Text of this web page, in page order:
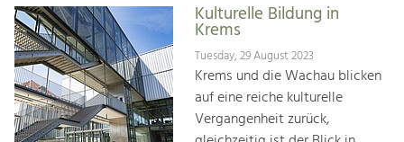
Kulturelle Bildung in
Krems
Tuesday, 29 August 2023
Krems und die Wachau blicken
auf eine reiche kulturelle
Vergangenheit zurück,